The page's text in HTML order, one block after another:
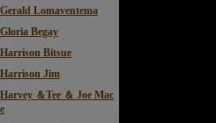
Gerald Lomaventema
Gloria Begay
Harrison Bitsue
Harrison Jim
Harvey ＆Tee ＆ Joe Mac
e